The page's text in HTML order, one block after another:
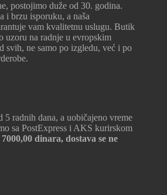
postojimo duže od 30. godina.
i brzu isporuku, a naša
vam kvalitetnu uslugu. Butik
uzoru na radnje u evropskim
svih, ne samo po izgledu, već i po
radnih dana, a uobičajeno vreme
sa PostExpress i AKS kurirskom
dinara, dostava se ne